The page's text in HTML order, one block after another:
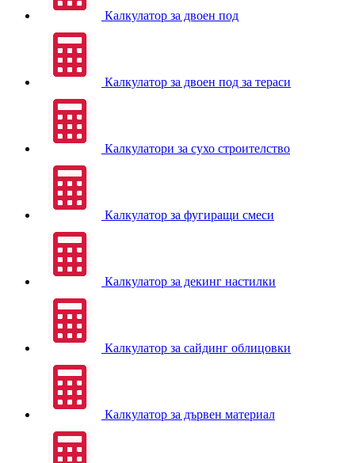
Калкулатор за двоен под
Калкулатор за двоен под за тераси
Калкулатори за сухо строителство
Калкулатор за фугиращи смеси
Калкулатор за декинг настилки
Калкулатор за сайдинг облицовки
Калкулатор за дървен материал